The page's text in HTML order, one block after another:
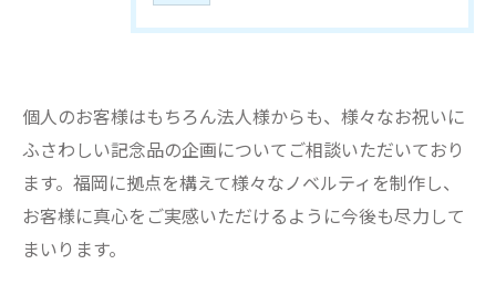
個人のお客様はもちろん法人様からも、様々なお祝いに
ふさわしい記念品の企画についてご相談いただいており
ます。福岡に拠点を構えて様々なノベルティを制作し、
お客様に真心をご実感いただけるように今後も尽力して
まいります。